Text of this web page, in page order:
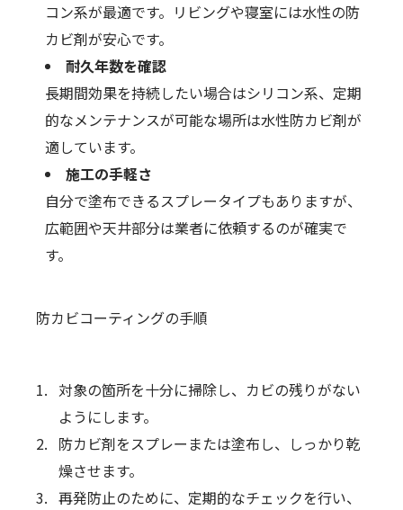
コン系が最適です。リビングや寝室には水性の防
カビ剤が安心です。
耐久年数を確認
長期間効果を持続したい場合はシリコン系、定期
的なメンテナンスが可能な場所は水性防カビ剤が
適しています。
施工の手軽さ
自分で塗布できるスプレータイプもありますが、
広範囲や天井部分は業者に依頼するのが確実で
す。
防カビコーティングの手順
対象の箇所を十分に掃除し、カビの残りがない
ようにします。
防カビ剤をスプレーまたは塗布し、しっかり乾
燥させます。
再発防止のために、定期的なチェックを行い、